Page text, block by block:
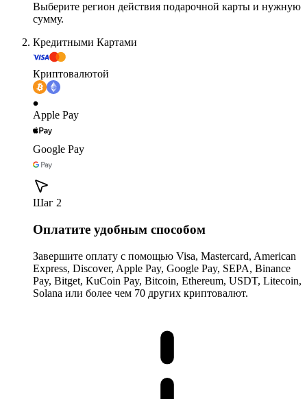
Выберите регион действия подарочной карты и нужную
сумму.
Кредитными Картами
Криптовалютой
Apple Pay
Google Pay
Шаг 2
Оплатите удобным способом
Завершите оплату с помощью Visa, Mastercard, American
Express, Discover, Apple Pay, Google Pay, SEPA, Binance
Pay, Bitget, KuCoin Pay, Bitcoin, Ethereum, USDT, Litecoin,
Solana или более чем 70 других криптовалют.